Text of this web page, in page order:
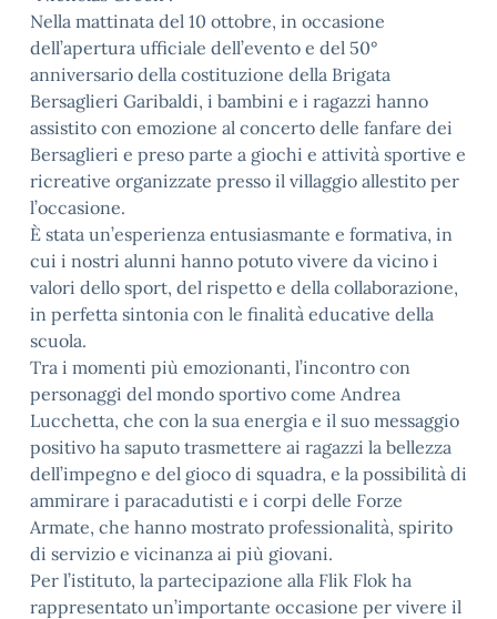
Nella mattinata del 10 ottobre, in occasione
dell’apertura ufficiale dell’evento e del 50°
anniversario della costituzione della Brigata
Bersaglieri Garibaldi, i bambini e i ragazzi hanno
assistito con emozione al concerto delle fanfare dei
Bersaglieri e preso parte a giochi e attività sportive e
ricreative organizzate presso il villaggio allestito per
l’occasione.
È stata un’esperienza entusiasmante e formativa, in
cui i nostri alunni hanno potuto vivere da vicino i
valori dello sport, del rispetto e della collaborazione,
in perfetta sintonia con le finalità educative della
scuola.
Tra i momenti più emozionanti, l’incontro con
personaggi del mondo sportivo come Andrea
Lucchetta, che con la sua energia e il suo messaggio
positivo ha saputo trasmettere ai ragazzi la bellezza
dell’impegno e del gioco di squadra, e la possibilità di
ammirare i paracadutisti e i corpi delle Forze
Armate, che hanno mostrato professionalità, spirito
di servizio e vicinanza ai più giovani.
Per l’istituto, la partecipazione alla Flik Flok ha
rappresentato un’importante occasione per vivere il